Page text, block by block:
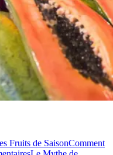
Fruits de SaisonComment